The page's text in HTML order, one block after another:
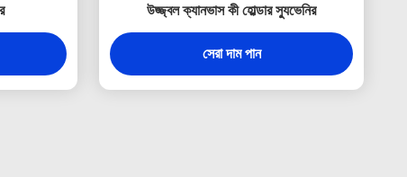
উজ্জ্বল ক্যানভাস কী হোল্ডার স্যুভেনির
সেরা দাম পান